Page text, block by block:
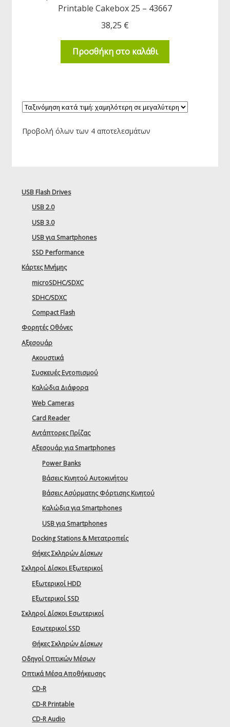
Printable Cakebox 25 – 43667
38,25 €
Προσθήκη στο καλάθι
Προβολή όλων των 4 αποτελεσμάτων
USB Flash Drives
USB 2.0
USB 3.0
USB για Smartphones
SSD Performance
Κάρτες Μνήμης
microSDHC/SDXC
SDHC/SDXC
Compact Flash
Φορητές Οθόνες
Αξεσουάρ
Ακουστικά
Συσκευές Εντοπισμού
Καλώδια Διάφορα
Web Cameras
Card Reader
Αντάπτορες Πρίζας
Αξεσουάρ για Smartphones
Power Banks
Βάσεις Κινητού Αυτοκινήτου
Βάσεις Ασύρματης Φόρτισης Κινητού
Καλώδια για Smartphones
USB για Smartphones
Docking Stations & Μετατροπείς
Θήκες Σκληρών Δίσκων
Σκληροί Δίσκοι Εξωτερικοί
Εξωτερικοί HDD
Εξωτερικοί SSD
Σκληροί Δίσκοι Εσωτερικοί
Εσωτερικοί SSD
Θήκες Σκληρών Δίσκων
Οδηγοί Οπτικών Μέσων
Οπτικά Μέσα Αποθήκευσης
CD-R
CD-R Printable
CD-R Audio